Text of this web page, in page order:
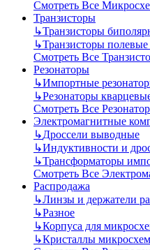
Смотреть Все
Транзисторы
↳Транзисторы
↳Транзисторы
Смотреть Все
Резонаторы
↳Импортные
↳Резонаторы
Смотреть Все
Электромагнитные
↳Дроссели выводные
↳Индуктивности и
↳Трансформаторы
Смотреть Все
Распродажа
↳Линзы и держатели
↳Разное
↳Корпуса для
↳Кристаллы микросхем